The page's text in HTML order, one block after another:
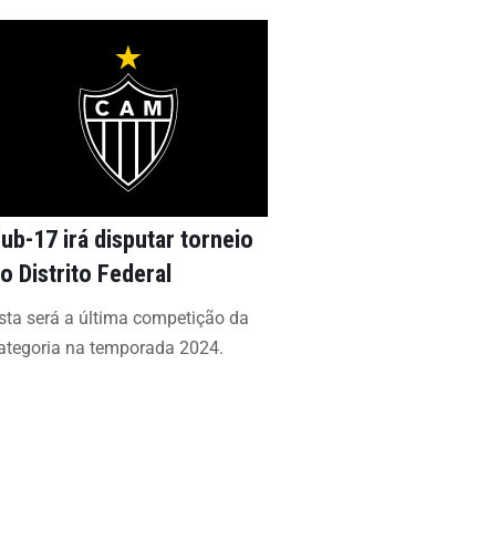
17 irá disputar torneio
Distrito Federal
será a última competição da
na temporada 2024.